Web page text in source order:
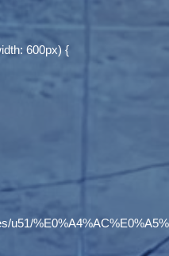
600px) {
u51/